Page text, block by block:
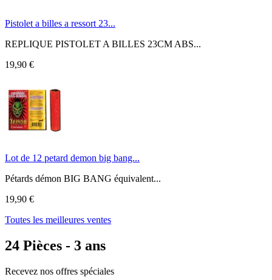
Pistolet a billes a ressort 23...
REPLIQUE PISTOLET A BILLES 23CM ABS...
19,90 €
Lot de 12 petard demon big bang...
Pétards démon BIG BANG équivalent...
19,90 €
Toutes les meilleures ventes
24 Pièces - 3 ans
Recevez nos offres spéciales